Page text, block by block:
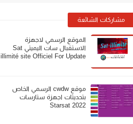
مشاركات الشائعة
الموقع الرسمي لاجهزة
الاستقبال سات اليميتي Sat
illimité site Officiel For Update
موقع cwdw الرسمي الخاص
بتحديثات اجهزة ستارسات
Starsat 2022